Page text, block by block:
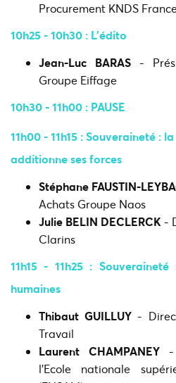
Procurement KNDS
10h25 - 10h30 : L’édito
Jean-Luc BARAS -
Groupe Eiffage
10h30 - 11h00 : PAUSE​
11h00 - 11h15 :Souveraineté :
additionne ses forces
Stéphane FAUSTIN-
Achats Groupe Naos
Julie BELIN DECLERCK-
Clarins
11h15 - 11h25 : Souveraineté
humaines
ThibautGUILLUY-
Travail
Laurent CHAMPANEY -
l'Ecole nationale